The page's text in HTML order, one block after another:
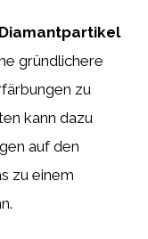
Diamantpartikel
gründlichere
zu
kann dazu
auf den
zu einem